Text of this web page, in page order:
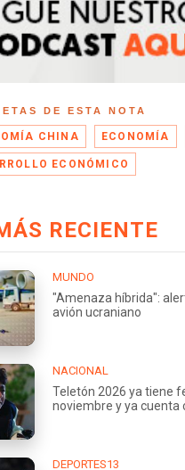
DE ESTA NOTA
CHINA ECONOMÍA
ECONÓMICO
RECIENTE
MUNDO
"Amenaza híbrida":
avión ucraniano
NACIONAL
Teletón 2026 ya tiene
noviembre y ya cuenta
DEPORTES13